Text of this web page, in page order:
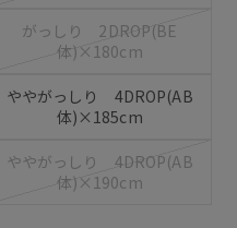
がっしり 2DROP(BE
体)×180cm
ややがっしり 4DROP(AB
体)×185cm
ややがっしり 4DROP(AB
体)×190cm